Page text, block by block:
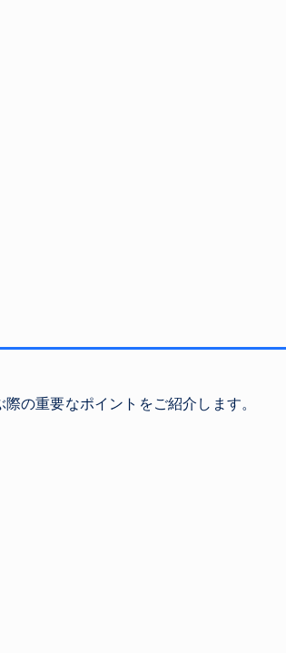
際の重要なポイントをご紹介します。